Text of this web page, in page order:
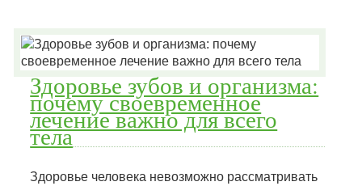
Здоровье зубов и организма:
почему своевременное
лечение важно для всего
тела
Здоровье человека невозможно рассматривать